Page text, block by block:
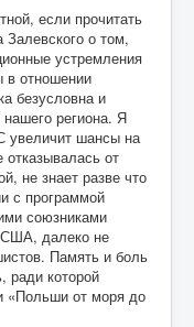
если прочитать
о том,
устремления
в отношении
безусловна и
региона. Я
увеличит шансы на
от
не знает разве что
с программой
союзниками
США, далеко не
Память и боль
ради которой
«Польши от моря до